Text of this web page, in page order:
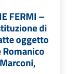
FERMI –
di
oggetto